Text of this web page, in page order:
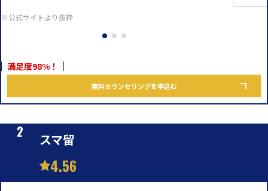
※公式サイトより抜粋
満足度98%！
無料カウンセリングを申込む
スマ留
4.56